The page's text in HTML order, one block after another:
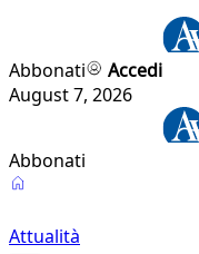
Abbonati
Accedi
August 7, 2026
Abbonati
Attualità